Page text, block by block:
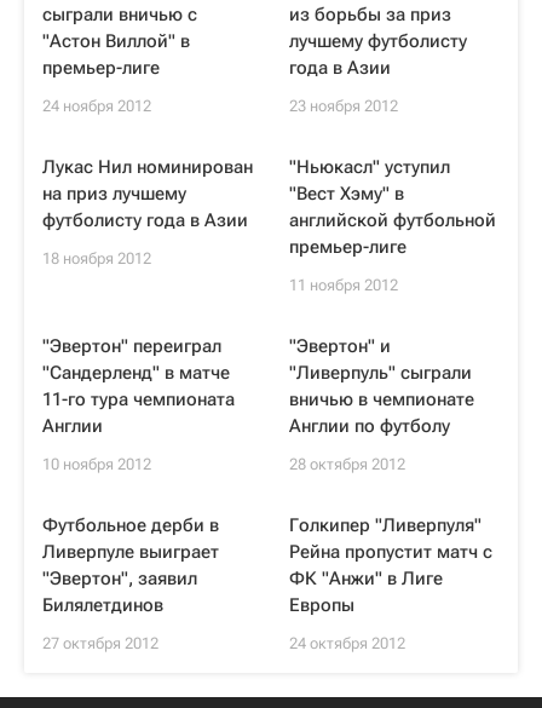
сыграли вничью с
"Астон Виллой" в
премьер-лиге
24 ноября 2012
из борьбы за приз
лучшему футболисту
года в Азии
23 ноября 2012
Лукас Нил номинирован
на приз лучшему
футболисту года в Азии
18 ноября 2012
"Ньюкасл" уступил
"Вест Хэму" в
английской футбольной
премьер-лиге
11 ноября 2012
"Эвертон" переиграл
"Сандерленд" в матче
11-го тура чемпионата
Англии
10 ноября 2012
"Эвертон" и
"Ливерпуль" сыграли
вничью в чемпионате
Англии по футболу
28 октября 2012
Футбольное дерби в
Ливерпуле выиграет
"Эвертон", заявил
Билялетдинов
27 октября 2012
Голкипер "Ливерпуля"
Рейна пропустит матч с
ФК "Анжи" в Лиге
Европы
24 октября 2012